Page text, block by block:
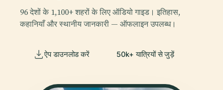
96 देशों के 1,100+ शहरों के लिए ऑडियो गाइड। इतिहास,
कहानियाँ और स्थानीय जानकारी — ऑफलाइन उपलब्ध।
ऐप डाउनलोड करें 50k+ यात्रियों से जुड़ें